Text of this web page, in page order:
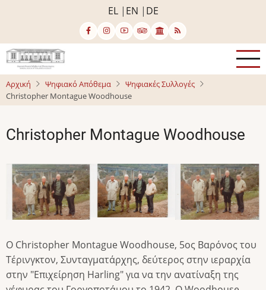
κυρίως
περιεχόμενο
EL EN DE
Αρχική Ψηφιακό Απόθεμα
Ψηφιακές Συλλογές
Christopher Montague Woodhouse
Christopher Montague Woodhouse
Image Image Image
Ο Christopher Montague Woodhouse, 5ος Βαρόνος του
Τέρινγκτον, Συνταγματάρχης, δεύτερος στην ιεραρχία
στην "Επιχείρηση Harling" για να την ανατίναξη της